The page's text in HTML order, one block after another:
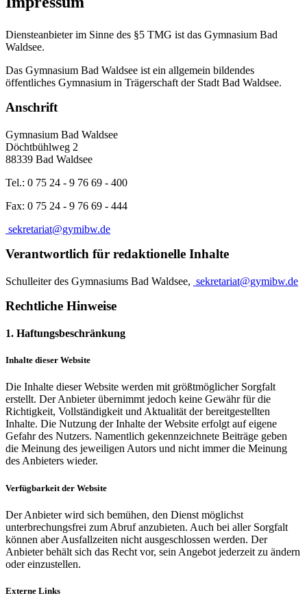
Diensteanbieter im Sinne des §5 TMG ist das Gymnasium Bad
Waldsee.
Das Gymnasium Bad Waldsee ist ein allgemein bildendes
öffentliches Gymnasium in Trägerschaft der Stadt Bad Waldsee.
Anschrift
Gymnasium Bad Waldsee
Döchtbühlweg 2
88339 Bad Waldsee
Tel.: 0 75 24 - 9 76 69 - 400
Fax: 0 75 24 - 9 76 69 - 444
sekretariat@gymibw.de
Verantwortlich für redaktionelle Inhalte
Schulleiter des Gymnasiums Bad Waldsee, sekretariat@gymibw.de
Rechtliche Hinweise
1. Haftungsbeschränkung
Inhalte dieser Website
Die Inhalte dieser Website werden mit größtmöglicher Sorgfalt
erstellt. Der Anbieter übernimmt jedoch keine Gewähr für die
Richtigkeit, Vollständigkeit und Aktualität der bereitgestellten
Inhalte. Die Nutzung der Inhalte der Website erfolgt auf eigene
Gefahr des Nutzers. Namentlich gekennzeichnete Beiträge geben
die Meinung des jeweiligen Autors und nicht immer die Meinung
des Anbieters wieder.
Verfügbarkeit der Website
Der Anbieter wird sich bemühen, den Dienst möglichst
unterbrechungsfrei zum Abruf anzubieten. Auch bei aller Sorgfalt
können aber Ausfallzeiten nicht ausgeschlossen werden. Der
Anbieter behält sich das Recht vor, sein Angebot jederzeit zu ändern
oder einzustellen.
Externe Links